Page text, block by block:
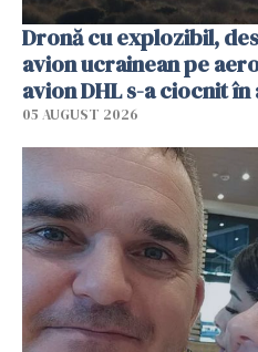
Dronă cu explozibil,
avion ucrainean pe
avion DHL s-a ciocnit
05 AUGUST 2026